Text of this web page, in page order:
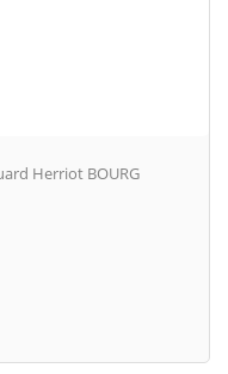
Herriot BOURG